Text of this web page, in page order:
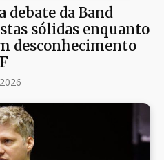
debate da Band
sólidas enquanto
desconhecimento